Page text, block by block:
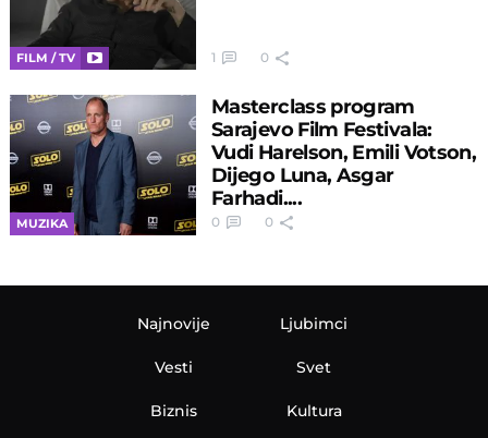
FILM / TV 1 0
MUZIKA
Masterclass program
Sarajevo Film Festivala:
Vudi Harelson, Emili Votson,
Dijego Luna, Asgar
Farhadi....
0 0
Najnovije
Vesti
Biznis
Ljubimci
Svet
Kultura